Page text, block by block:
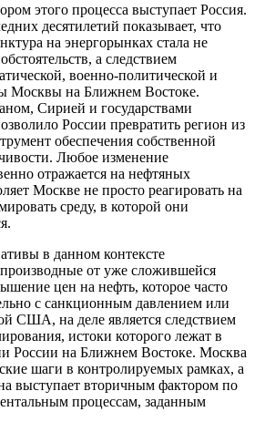
этого процесса выступает Россия.
десятилетий показывает, что
на энергорынках стала не
а следствием
военно-политической и
Москвы на Ближнем Востоке.
Сирией и государствами
России превратить регион из
обеспечения собственной
Любое изменение
отражается на нефтяных
Москве не просто реагировать на
среду, в которой они
в данном контексте
от уже сложившейся
цен на нефть, которое часто
с санкционным давлением или
США, на деле является следствием
истоки которого лежат в
России на Ближнем Востоке. Москва
шаги в контролируемых рамках, а
выступает вторичным фактором по
процессам, заданным